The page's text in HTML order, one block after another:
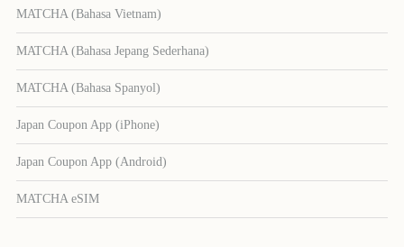
MATCHA (Bahasa Vietnam)
MATCHA (Bahasa Jepang Sederhana)
MATCHA (Bahasa Spanyol)
Japan Coupon App (iPhone)
Japan Coupon App (Android)
MATCHA eSIM